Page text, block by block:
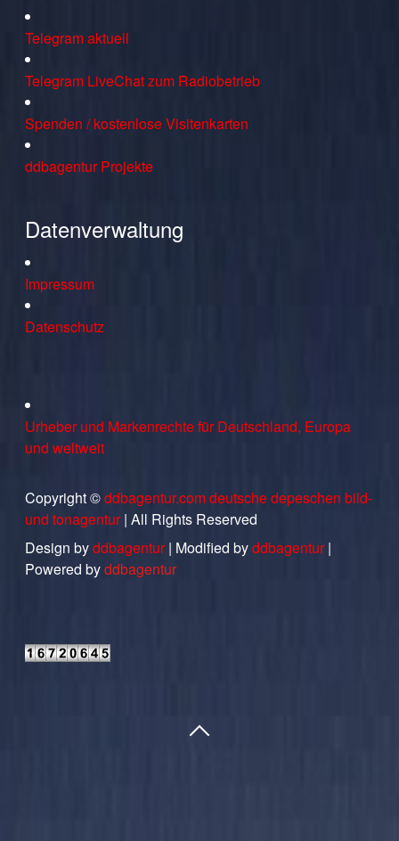
Telegram aktuell
Telegram LiveChat zum Radiobetrieb
Spenden / kostenlose Visitenkarten
ddbagentur Projekte
Datenverwaltung
Impressum
Datenschutz
Urheber und Markenrechte für Deutschland, Europa
und weltweit
Copyright ©ddbagentur.com deutsche depeschen bild-
und tonagentur| All Rights Reserved
Design byddbagentur| Modified byddbagentur|
Powered byddbagentur